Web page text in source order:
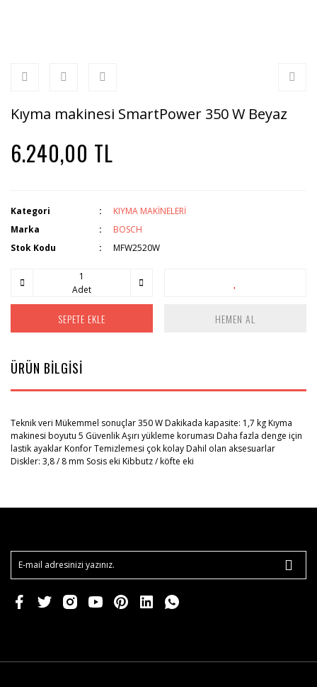
Kıyma makinesi SmartPower 350 W Beyaz
6.240,00 TL
Kategori
KIYMA MAKİNELERİ
Marka
BOSCH
Stok Kodu
MFW2520W
Adet
SEPETE EKLE HEMEN AL
ÜRÜN BİLGİSİ
Teknik veri Mükemmel sonuçlar 350 W Dakikada kapasite: 1,7 kg Kıyma
makinesi boyutu 5 Güvenlik Aşırı yükleme koruması Daha fazla denge için
lastik ayaklar Konfor Temizlemesi çok kolay Dahil olan aksesuarlar
Diskler: 3,8 / 8 mm Sosis eki Kibbutz / köfte eki